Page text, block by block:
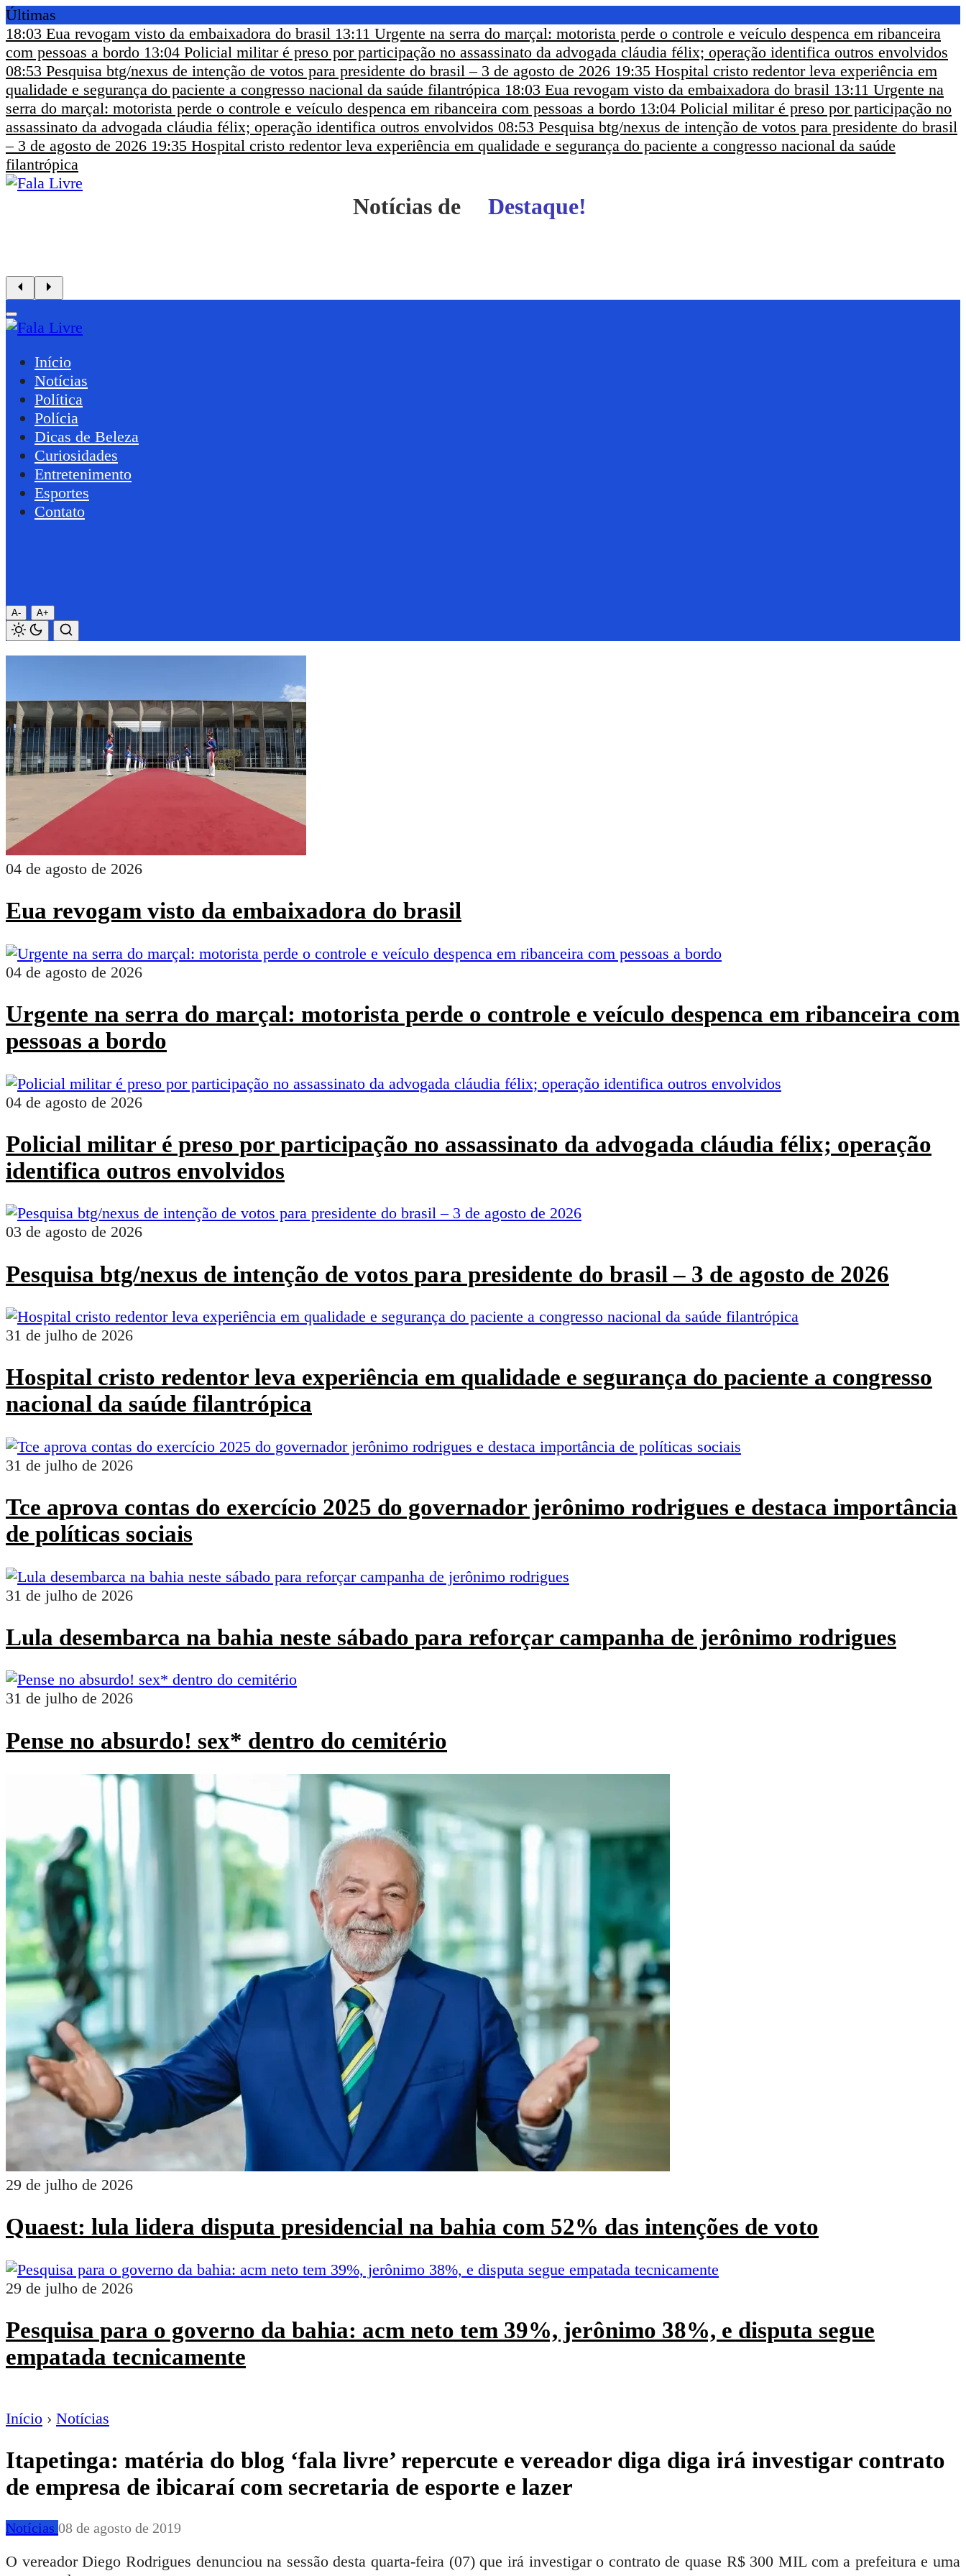
Últimas
18:03 Eua revogam visto da embaixadora do brasil 13:11 Urgente na serra do marçal: motorista perde o controle e veículo despenca em ribanceira
com pessoas a bordo 13:04 Policial militar é preso por participação no assassinato da advogada cláudia félix; operação identifica outros envolvidos
08:53 Pesquisa btg/nexus de intenção de votos para presidente do brasil – 3 de agosto de 2026 19:35 Hospital cristo redentor leva experiência em
qualidade e segurança do paciente a congresso nacional da saúde filantrópica 18:03 Eua revogam visto da embaixadora do brasil 13:11 Urgente na
serra do marçal: motorista perde o controle e veículo despenca em ribanceira com pessoas a bordo 13:04 Policial militar é preso por participação no
assassinato da advogada cláudia félix; operação identifica outros envolvidos 08:53 Pesquisa btg/nexus de intenção de votos para presidente do brasil
– 3 de agosto de 2026 19:35 Hospital cristo redentor leva experiência em qualidade e segurança do paciente a congresso nacional da saúde
filantrópica
Notícias de Destaque!
Início
Notícias
Política
Polícia
Dicas de Beleza
Curiosidades
Entretenimento
Esportes
Contato
A- A+
04 de agosto de 2026
Eua revogam visto da embaixadora do brasil
04 de agosto de 2026
Urgente na serra do marçal: motorista perde o controle e veículo despenca em ribanceira com
pessoas a bordo
04 de agosto de 2026
Policial militar é preso por participação no assassinato da advogada cláudia félix; operação
identifica outros envolvidos
03 de agosto de 2026
Pesquisa btg/nexus de intenção de votos para presidente do brasil – 3 de agosto de 2026
31 de julho de 2026
Hospital cristo redentor leva experiência em qualidade e segurança do paciente a congresso
nacional da saúde filantrópica
31 de julho de 2026
Tce aprova contas do exercício 2025 do governador jerônimo rodrigues e destaca importância
de políticas sociais
31 de julho de 2026
Lula desembarca na bahia neste sábado para reforçar campanha de jerônimo rodrigues
31 de julho de 2026
Pense no absurdo! sex* dentro do cemitério
29 de julho de 2026
Quaest: lula lidera disputa presidencial na bahia com 52% das intenções de voto
29 de julho de 2026
Pesquisa para o governo da bahia: acm neto tem 39%, jerônimo 38%, e disputa segue
empatada tecnicamente
Início › Notícias
Itapetinga: matéria do blog ‘fala livre’ repercute e vereador diga diga irá investigar contrato
de empresa de ibicaraí com secretaria de esporte e lazer
Notícias 08 de agosto de 2019
O vereador Diego Rodrigues denunciou na sessão desta quarta-feira (07) que irá investigar o contrato de quase R$ 300 MIL com a prefeitura e uma